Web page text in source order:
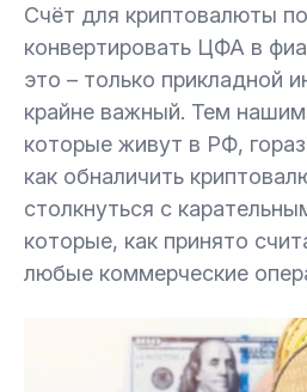
5.5. Как законно
через Bitstamp
5.6. Как законно
через LocalBitcoins
6. Рекомендации, выводы
Счёт для криптовалюты
конвертировать ЦФА в
это – только прикладной
крайне важный. Тем
которые живут в РФ,
как обналичить
столкнуться с
которые, как принято
любые коммерческие